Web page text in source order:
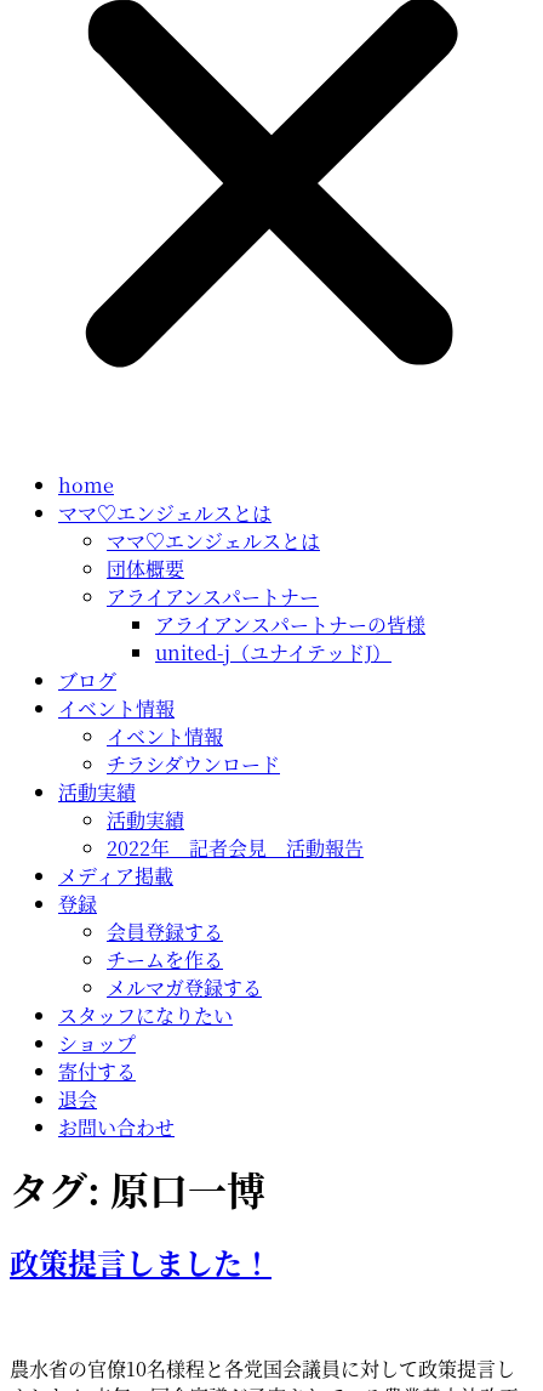
home
ママ♡エンジェルスとは
ママ♡エンジェルスとは
団体概要
アライアンスパートナー
アライアンスパートナーの皆様
united-j（ユナイテッドJ）
ブログ
イベント情報
イベント情報
チラシダウンロード
活動実績
活動実績
2022年 記者会見 活動報告
メディア掲載
登録
会員登録する
チームを作る
メルマガ登録する
スタッフになりたい
ショップ
寄付する
退会
お問い合わせ
タグ: 原口一博
政策提言しました！
農水省の官僚10名様程と各党国会議員に対して政策提言し